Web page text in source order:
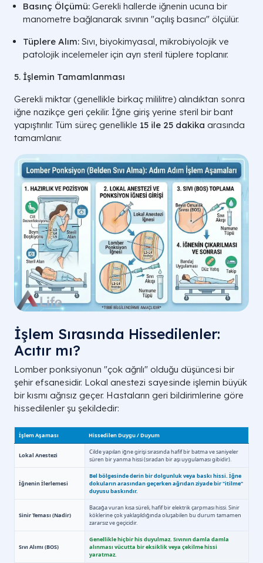
Şüphelenilen Klinik
Durum
değişikliği, ense
Menenjit veya Ensefalit
Basınç Ölçümü: Gerekli hallerde iğnenin ucuna bir
manometre bağlanarak sıvının "açılış basıncı" ölçülür.
Tüplere Alım: Sıvı, biyokimyasal, mikrobiyolojik ve
patolojik incelemeler için ayrı steril tüplere toplanır.
5. İşlemin Tamamlanması
Gerekli miktar (genellikle birkaç mililitre) alındıktan sonra
iğne nazikçe geri çekilir. İğne giriş yerine steril bir bant
yapıştırılır. Tüm süreç genellikle 15 ile 25 dakika arasında
tamamlanır.
İşlem Sırasında Hissedilenler:
Acıtır mı?
Lomber ponksiyonun "çok ağrılı" olduğu düşüncesi bir
şehir efsanesidir. Lokal anestezi sayesinde işlemin büyük
bir kısmı ağrısız geçer. Hastaların geri bildirimlerine göre
hissedilenler şu şekildedir: